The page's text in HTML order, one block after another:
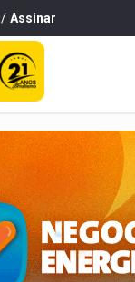
/ Assinar